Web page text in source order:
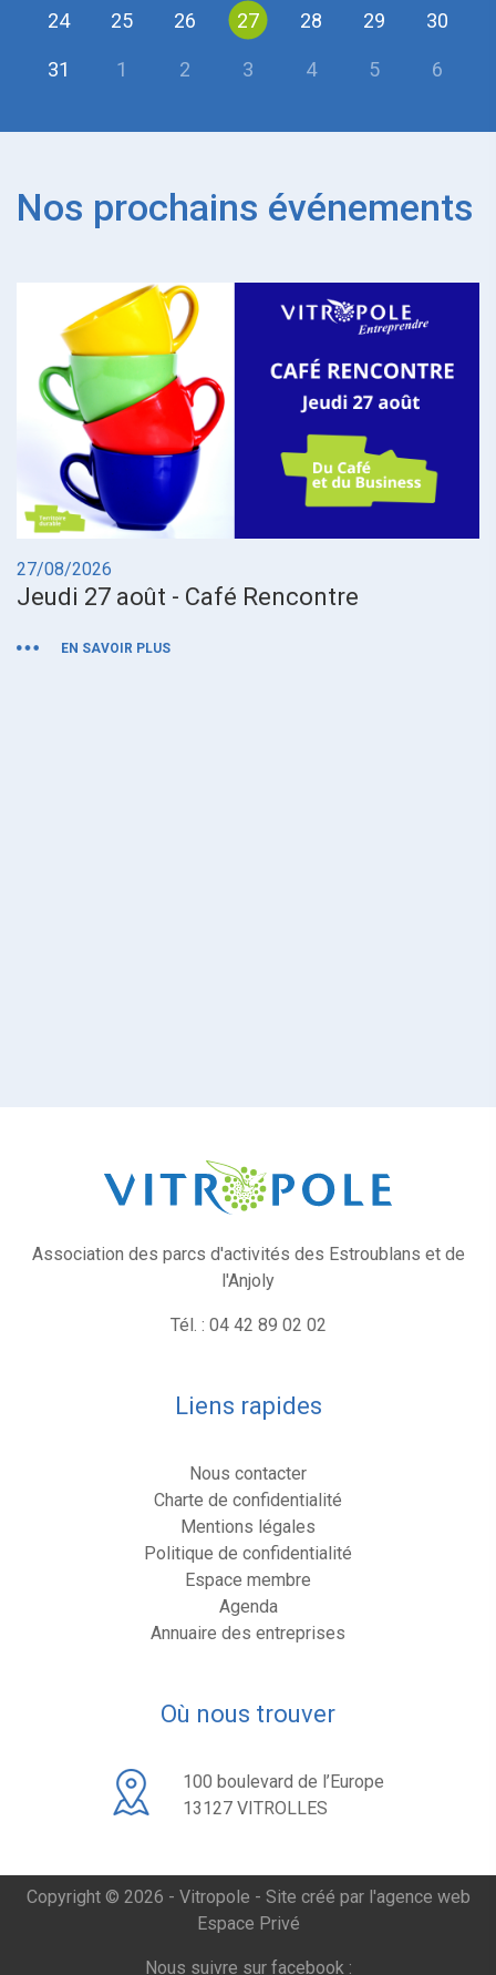
24 25 26 27 28 29 30
31 1 2 3 4 5 6
Nos prochains événements
27/08/2026
Jeudi 27 août - Café Rencontre
EN SAVOIR PLUS
Association des parcs d'activités des Estroublans et de
l'Anjoly
Tél. : 04 42 89 02 02
Liens rapides
Nous contacter
Charte de confidentialité
Mentions légales
Politique de confidentialité
Espace membre
Agenda
Annuaire des entreprises
Où nous trouver
100 boulevard de l’Europe
13127 VITROLLES
Copyright © 2026 - Vitropole - Site créé par l'agence web
Espace Privé
Nous suivre sur facebook :